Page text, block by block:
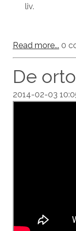
liv.
Read more... 0
De
2014-02-03